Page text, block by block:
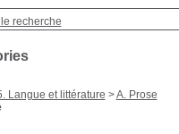
recherche
Langue et littérature >A. Prose